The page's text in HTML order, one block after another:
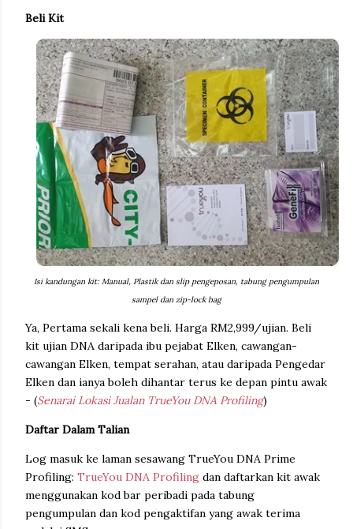
Beli Kit
Isi kandungan kit: Manual, Plastik dan slip pengeposan, tabung pengumpulan
sampel dan zip-lock bag
Ya, Pertama sekali kena beli. Harga RM2,999/ujian. Beli
kit ujian DNA daripada ibu pejabat Elken, cawangan-
cawangan Elken, tempat serahan, atau daripada Pengedar
Elken dan ianya boleh dihantar terus ke depan pintu awak
- (Senarai Lokasi Jualan TrueYou DNA Profiling)
Daftar Dalam Talian
Log masuk ke laman sesawang TrueYou DNA Prime
Profiling: TrueYou DNA Profiling dan daftarkan kit awak
menggunakan kod bar peribadi pada tabung
pengumpulan dan kod pengaktifan yang awak terima